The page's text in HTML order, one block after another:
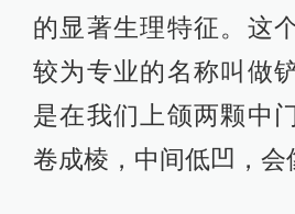
的显著生理特征。这
较为专业的名称叫做
是在我们上颌两颗中
卷成棱，中间低凹，会